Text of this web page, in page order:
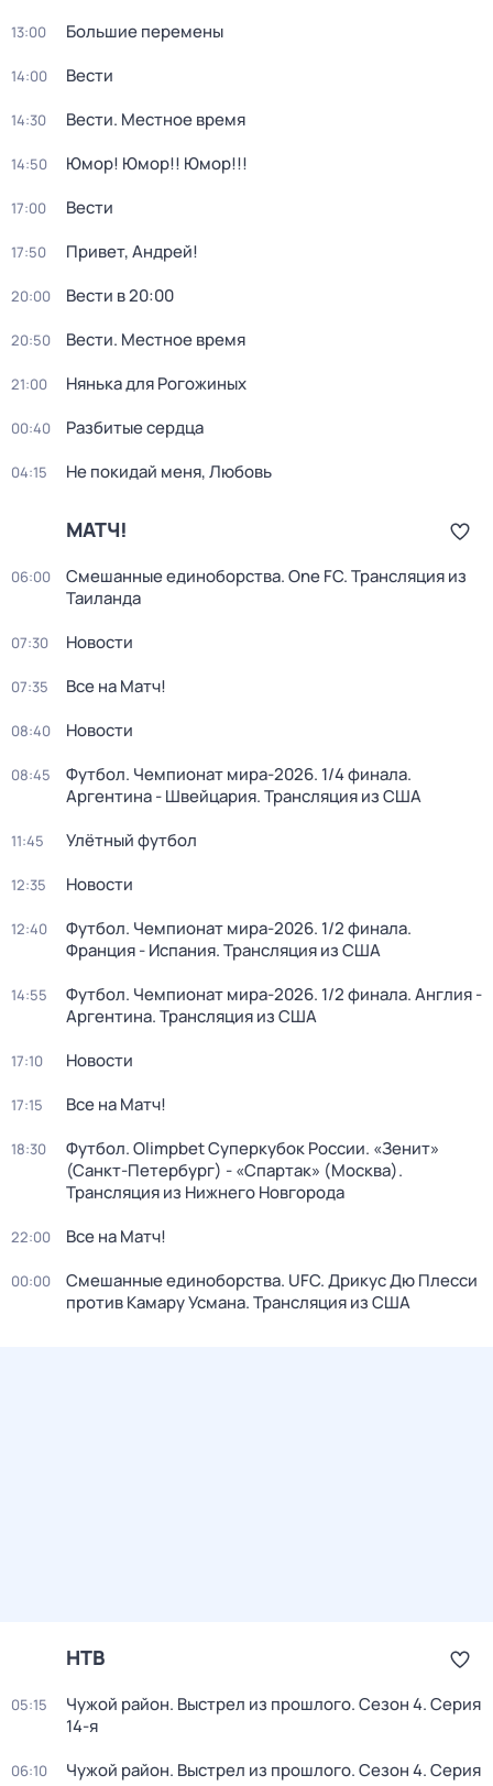
13:00 Большие перемены
14:00 Вести
14:30 Вести. Местное время
14:50 Юмор! Юмор!! Юмор!!!
17:00 Вести
17:50 Привет, Андрей!
20:00 Вести в 20:00
20:50 Вести. Местное время
21:00 Нянька для Рогожиных
00:40 Разбитые сердца
04:15 Не покидай меня, Любовь
МАТЧ!
06:00
Смешанные единоборства. One FC. Трансляция из
Таиланда
07:30 Новости
07:35 Все на Матч!
08:40 Новости
08:45
Футбол. Чемпионат мира-2026. 1/4 финала.
Аргентина - Швейцария. Трансляция из США
11:45 Улётный футбол
12:35 Новости
12:40
Футбол. Чемпионат мира-2026. 1/2 финала.
Франция - Испания. Трансляция из США
14:55
Футбол. Чемпионат мира-2026. 1/2 финала. Англия -
Аргентина. Трансляция из США
17:10 Новости
17:15 Все на Матч!
18:30
Футбол. Olimpbet Суперкубок России. «Зенит»
(Санкт-Петербург) - «Спартак» (Москва).
Трансляция из Нижнего Новгорода
22:00 Все на Матч!
00:00
Смешанные единоборства. UFC. Дрикус Дю Плесси
против Камару Усмана. Трансляция из США
НТВ
05:15 Чужой район. Выстрел из прошлого. Сезон 4. Серия
14-я
06:10 Чужой район. Выстрел из прошлого. Сезон 4. Серия